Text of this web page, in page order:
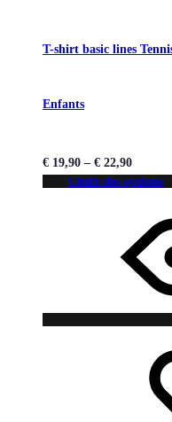
T-shirt basic lines
Enfants
€ 19,90 – € 22,90
Choix des options